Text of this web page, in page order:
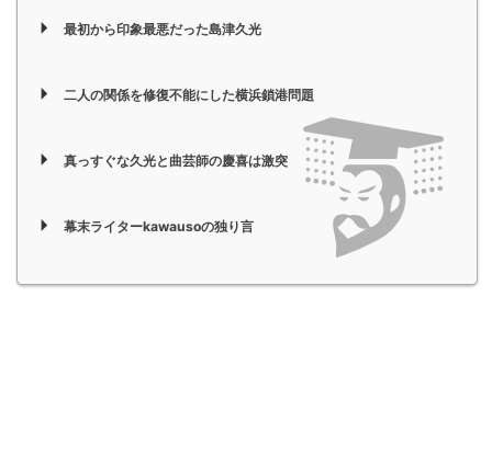
最初から印象最悪だった島津久光
二人の関係を修復不能にした横浜鎖港問題
真っすぐな久光と曲芸師の慶喜は激突
幕末ライターkawausoの独り言